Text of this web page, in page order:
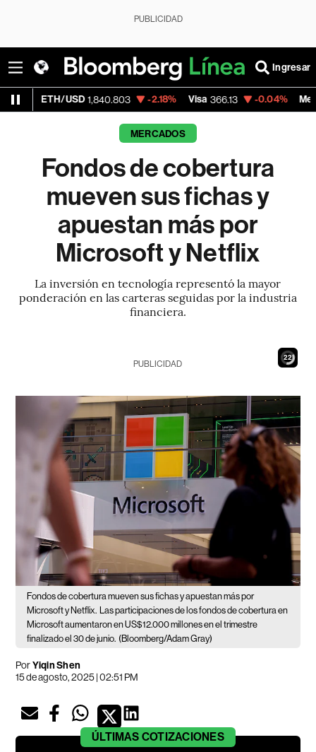
PUBLICIDAD
Ingresar
1,840.803 -2.18% Visa 366.13 -0.04% MercadoLibre
MERCADOS
Fondos de cobertura
mueven sus fichas y
apuestan más por
Microsoft y Netflix
La inversión en tecnología representó la mayor
ponderación en las carteras seguidas por la industria
financiera.
20
PUBLICIDAD
Fondos de cobertura mueven sus fichas y apuestan más por
Microsoft y Netflix.
Las participaciones de los fondos de cobertura en
Microsoft aumentaron en US$12.000 millones en el trimestre
finalizado el 30 de junio. (Bloomberg/Adam Gray)
PorYiqin Shen
15 de agosto, 2025 | 02:51 PM
ÚLTIMAS COTIZACIONES